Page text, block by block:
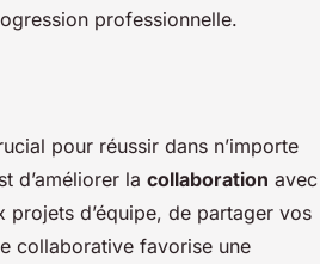
professionnelle.
pour réussir dans n’importe
d’améliorer la collaboration avec
d’équipe, de partager vos
collaborative favorise une